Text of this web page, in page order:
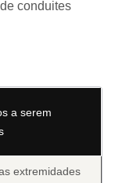
conduites
a serem
extremidades